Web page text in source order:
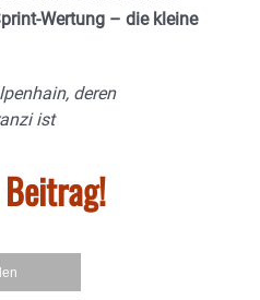
Wertung – die kleine
deren
ist